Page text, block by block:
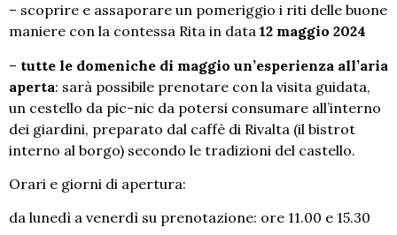
– scoprire e assaporare un pomeriggio i riti delle buone
maniere con la contessa Rita in data 12 maggio 2024
– tutte le domeniche di maggio un’esperienza all’aria
aperta: sarà possibile prenotare con la visita guidata,
un cestello da pic-nic da potersi consumare all’interno
dei giardini, preparato dal caffè di Rivalta (il bistrot
interno al borgo) secondo le tradizioni del castello.
Orari e giorni di apertura:
da lunedì a venerdì su prenotazione: ore 11.00 e 15.30